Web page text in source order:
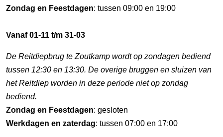
Zondag en Feestdagen: tussen 09:00 en 19:00
Vanaf 01-11 t/m 31-03
De Reitdiepbrug te Zoutkamp wordt op zondagen bediend
tussen 12:30 en 13:30. De overige bruggen en sluizen van
het Reitdiep worden in deze periode niet op zondag
bediend.
Zondag en Feestdagen: gesloten
Werkdagen en zaterdag: tussen 07:00 en 17:00